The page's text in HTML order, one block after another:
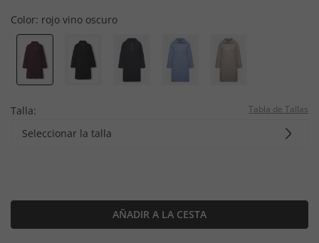
Color: rojo vino oscuro
Talla: Tabla de Tallas
Seleccionar la talla
AÑADIR A LA CESTA